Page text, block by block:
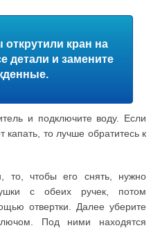
открутили кран на
детали и замените
и подключите воду. Если
капать, то лучше обратитесь к
то, чтобы его снять, нужно
с обеих ручек, потом
отвертки. Далее уберите
Под ними находятся